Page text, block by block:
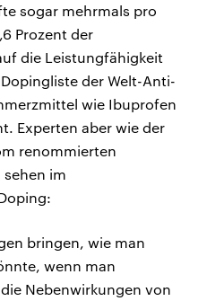
sogar mehrmals pro
Prozent der
die Leistungfähigkeit
der Welt-Anti-
wie Ibuprofen
Experten aber wie der
renommierten
im
bringen, wie man
wenn man
Nebenwirkungen von